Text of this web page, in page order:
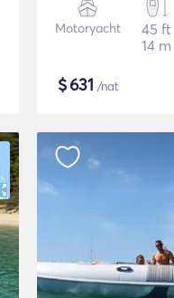
Motoryacht
45 ft
14 m
$631 /nat